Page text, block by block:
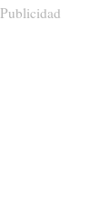
Publicidad